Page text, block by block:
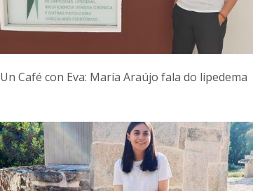
Un Café con Eva: María Araújo fala do lipedema